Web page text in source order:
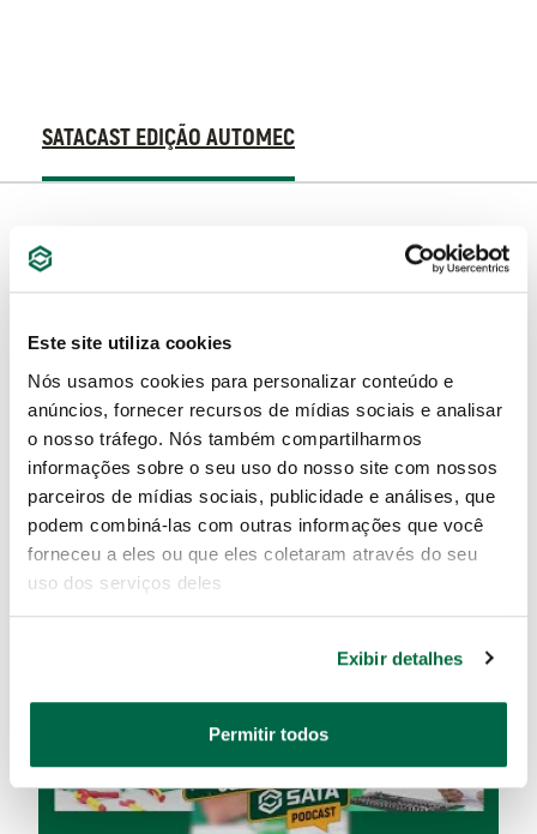
Este site utiliza cookies
Nós usamos cookies para personalizar conteúdo e
anúncios, fornecer recursos de mídias sociais e analisar
o nosso tráfego. Nós também compartilharmos
informações sobre o seu uso do nosso site com nossos
parceiros de mídias sociais, publicidade e análises, que
podem combiná-las com outras informações que você
forneceu a eles ou que eles coletaram através do seu
uso dos serviços deles
Exibir detalhes
Permitir todos
VEJA
OS
COMPLETOS:
SATACAST EDIÇÃO AUTOMEC
SATACAST
EDIÇÃO